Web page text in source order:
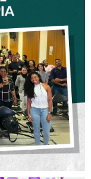
DO
DE
E